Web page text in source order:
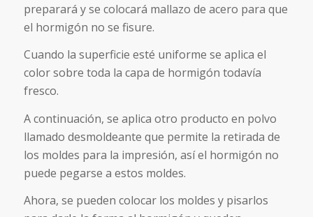
preparará y se colocará mallazo de acero para que
el hormigón no se fisure.
Cuando la superficie esté uniforme se aplica el
color sobre toda la capa de hormigón todavía
fresco.
A continuación, se aplica otro producto en polvo
llamado desmoldeante que permite la retirada de
los moldes para la impresión, así el hormigón no
puede pegarse a estos moldes.
Ahora, se pueden colocar los moldes y pisarlos